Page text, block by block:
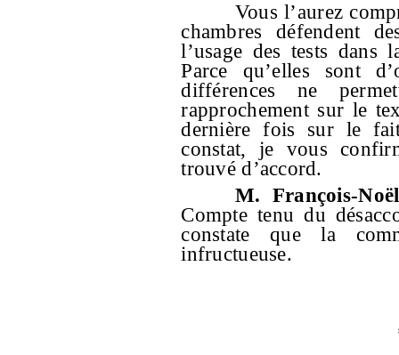
Vous l’aurez
chambres défendent
l’usage des tests dans
Parce qu’elles sont
différences ne
rapprochement sur le
dernière fois sur le
constat, je vous
trouvé d’accord.
M. François-
Compte tenu du
constate que la
infructueuse.